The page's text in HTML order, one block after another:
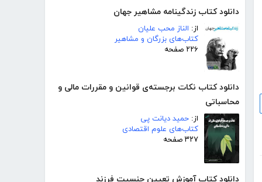
دانلود کتاب زندگینامه مشاهیر جهان
از: الناز محب علیان
کتاب‌های بزرگان و مشاهیر
۲۲۶ صفحه
دانلود کتاب نکات برجسته‌ی قوانین و مقررات مالی و
محاسباتی
از: حمید دیانت پی
کتاب‌های علوم اقتصادی
۳۲۷ صفحه
دانلود کتاب آموزش تعیین جنسیت فرزند